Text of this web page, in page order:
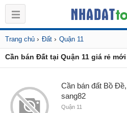
Trang chủ › Đất › Quận 11
Cần bán Đất tại Quận 11 giá rẻ
Cần bán đất Bồ
sang82
Quận 11